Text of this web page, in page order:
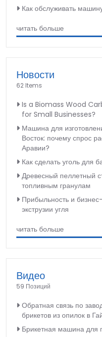
Как обслуживать
читать больше
Новости
62 Items
Is a Biomass Wood
for Small Businesses?
Машина для
Восток: почему спрос
Аравии?
Как сделать уголь для
Древесный пеллетный
топливным гранулам
Прибыльность и
экструзии угля
читать больше
Видео
59 Позиций
Обратная связь по
брикетов из опилок в
Брикетная машина для